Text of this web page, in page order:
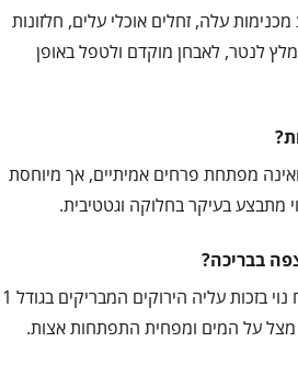
עלה, זחלים אוכלי עלים, חלזונות
לנטר, לאבחן מוקדם ולטפל באופן
מפתחת פרחים אמיתיים, אך מיוחסת
מתבצע בעיקר בחלוקה וגטטיבית.
בבריכה?
סלביניה צפה משמשת כצמח נוי בזכות עליה הירוקים המבריקים בגודל 1